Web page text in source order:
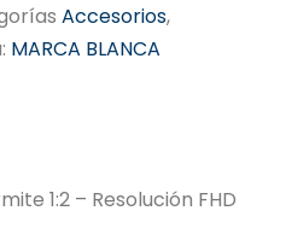
Accesorios,
MARCA BLANCA
1:2 – Resolución FHD